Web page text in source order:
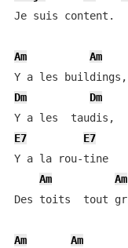
Je suis content.
Am
Am
Dm
Dm
E7
E7
Y a la rou-tine
Am
Am
Des toits  tout
Am
Am